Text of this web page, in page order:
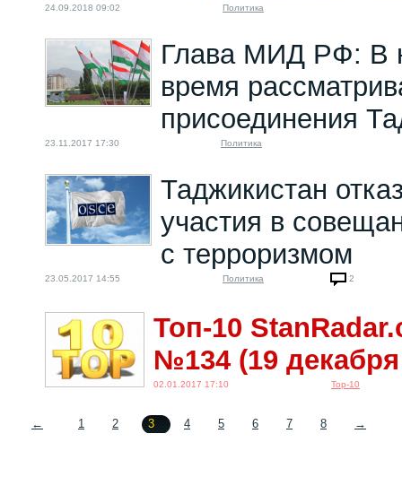
24.09.2018 09:02 Политика
Глава МИД РФ: В
время
присоединения
23.11.2017 17:30 Политика
Таджикистан
участия в
с терроризмом
23.05.2017 14:55 Политика 2
Топ-10
№134 (19
02.01.2017 17:10 Top-10
← 1 2 3 4 5 6 7 8 →